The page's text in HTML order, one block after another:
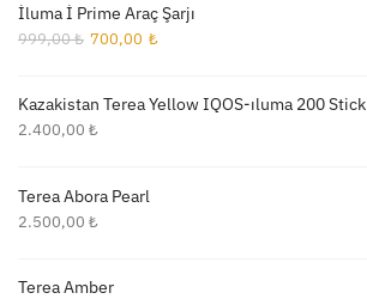
İluma İ Prime Araç Şarjı
999,00₺ Orijinal
700,00 ₺Şu
700,00 ₺.
Kazakistan Terea Yellow IQOS-ıluma 200 Stick
2.400,00 ₺
Terea Abora Pearl
2.500,00 ₺
Terea Amber